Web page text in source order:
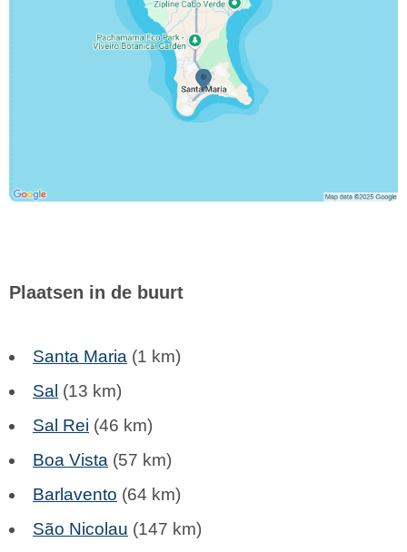
Plaatsen in de buurt
Santa Maria (1 km)
Sal (13 km)
Sal Rei (46 km)
Boa Vista (57 km)
Barlavento (64 km)
São Nicolau (147 km)